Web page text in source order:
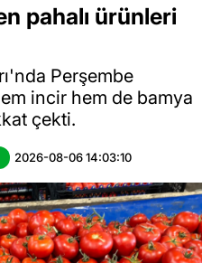
pahalı ürünleri
Perşembe
incir hem de bamya
çekti.
2026-08-06 14:03:10